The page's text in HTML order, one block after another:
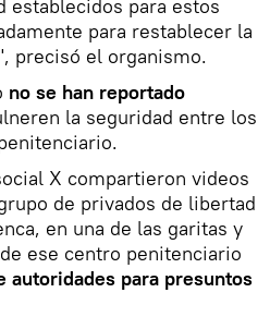
establecidos para estos
para restablecer la
precisó el organismo.
no se han reportado
la seguridad entre los
X compartieron videos
de privados de libertad
en una de las garitas y
ese centro penitenciario
autoridades para presuntos